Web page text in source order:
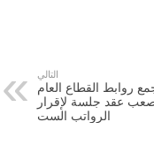
التالي
روابط القطاع العام
عقد جلسة لإقرار
الرواتب الست